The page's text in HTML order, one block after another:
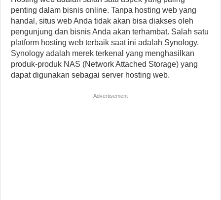
penting dalam bisnis online. Tanpa hosting web yang
handal, situs web Anda tidak akan bisa diakses oleh
pengunjung dan bisnis Anda akan terhambat. Salah satu
platform hosting web terbaik saat ini adalah Synology.
Synology adalah merek terkenal yang menghasilkan
produk-produk NAS (Network Attached Storage) yang
dapat digunakan sebagai server hosting web.
Advertisement